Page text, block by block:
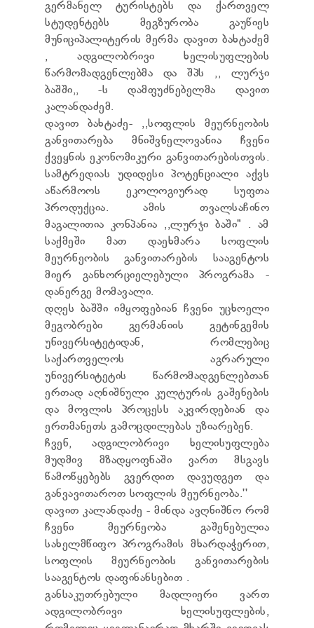
ТЕНДЕРЫ
ОТЧЁТ ДЛЯ ПРЕДОСТАВЛЕНИЯ ПРЕЗИДЕНТУ И
ПАРЛАМЕНТУ
ТРЕБОВАНИЯ ПУБЛИЧНОЙ ИНФОРМАЦИИ
УПОЛНОМОЧЕННЫЙ ПО ЗАЩИТЕ
ПЕРСОНАЛЬНЫХ ДАННЫХ
ПРАВОВЕДЧЕСКИЕ РЕШЕНИЯ
ПРАВИЛА ОБЖАЛОВАНИЯ
გერმანელ ტურისტებს და ქართველ
სტუდენტებს მეგზურობა გაუწიეს
მუნიციპალიტერის მერმა დავით ბახტაძემ
, ადგილობრივი ხელისუფლების
წარმომადგენლებმა და შპს ,, ლურჯი
ბაშში,, -ს დამფუძნებელმა დავით
კალანდაძემ.
დავით ბახტაძე- ,,სოფლის მეურნეობის
განვითარება მნიშვნელოვანია ჩვენი
ქვეყნის ეკონომიკური განვითარებისთვის.
სამტრედიას უდიდესი პოტენციალი აქვს
აწარმოოს ეკოლოგიურად სუფთა
პროდუქცია. ამის თვალსაჩინო
მაგალითია კონპანია ,,ლურჯი ბაში" . ამ
საქმეში მათ დაეხმარა სოფლის
მეურნეობის განვითარების სააგენტოს
მიერ განხორციელებული პროგრამა -
დანერგე მომავალი.
დღეს ბაშში იმყოფებიან ჩვენი უცხოელი
მეგობრები გერმანიის გეტინგემის
უნივერსიტეტიდან, რომლებიც
საქართველოს აგრარული
უნივერსიტეტის წარმომადგენლებთან
ერთად აღნიშნული კულტურის გაშენების
და მოვლის პროცესს აკვირდებიან და
ერთმანეთს გამოცდილებას უზიარებენ.
ჩვენ, ადგილობრივი ხელისუფლება
მუდმივ მზადყოფნაში ვართ მსგავს
წამოწყებებს გვერდით დავუდგეთ და
განვავითაროთ სოფლის მეურნეობა.''
დავით კალანდაძე - მინდა ავღნიშნო რომ
ჩვენი მეურნეობა გაშენებულია
სახელმწიფო პროგრამის მხარდაჭერით,
სოფლის მეურნეობის განვითარების
სააგენტოს დაფინანსებით .
განსაკუთრებული მადლიერი ვართ
ადგილობრივი ხელისუფლების,